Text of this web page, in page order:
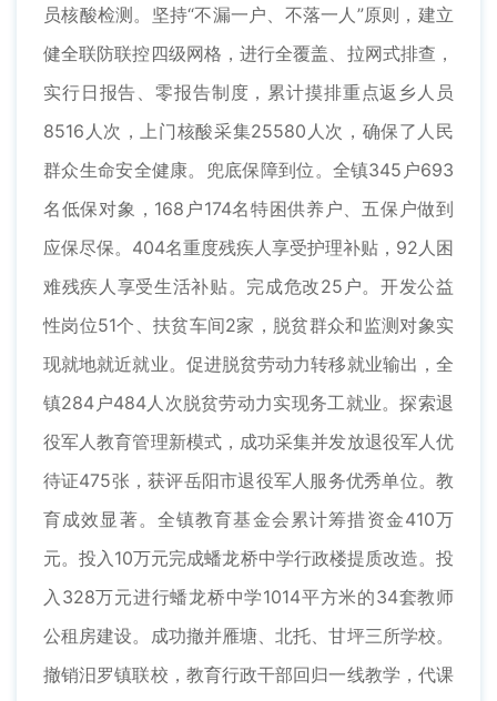
员核酸检测。坚持“不漏一户、不落一人”原则，建立
健全联防联控四级网格，进行全覆盖、拉网式排查，
实行日报告、零报告制度，累计摸排重点返乡人员
8516人次，上门核酸采集25580人次，确保了人民
群众生命安全健康。兜底保障到位。全镇345户693
名低保对象，168户174名特困供养户、五保户做到
应保尽保。404名重度残疾人享受护理补贴，92人困
难残疾人享受生活补贴。完成危改25户。开发公益
性岗位51个、扶贫车间2家，脱贫群众和监测对象实
现就地就近就业。促进脱贫劳动力转移就业输出，全
镇284户484人次脱贫劳动力实现务工就业。探索退
役军人教育管理新模式，成功采集并发放退役军人优
待证475张，获评岳阳市退役军人服务优秀单位。教
育成效显著。全镇教育基金会累计筹措资金410万
元。投入10万元完成蟠龙桥中学行政楼提质改造。投
入328万元进行蟠龙桥中学1014平方米的34套教师
公租房建设。成功撤并雁塘、北托、甘坪三所学校。
撤销汨罗镇联校，教育行政干部回归一线教学，代课